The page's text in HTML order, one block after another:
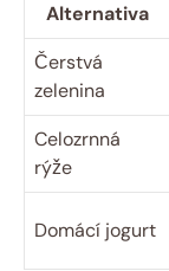
Alternativa
Čerstvá
zelenina
Celozrnná
rýže
Domácí jogurt